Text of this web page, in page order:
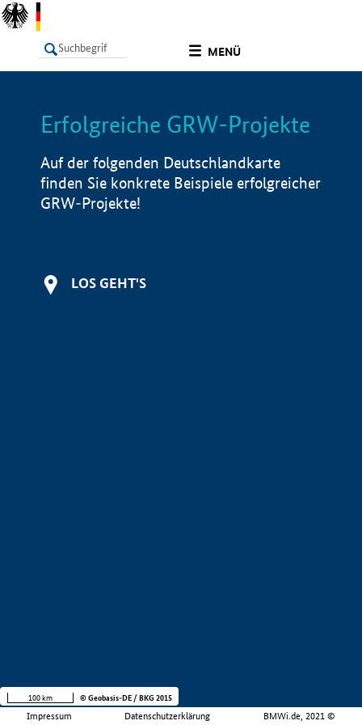
MENÜ
LISTE Info
Erfolgreiche GRW-Projekte
Auf der folgenden Deutschlandkarte
finden Sie konkrete Beispiele erfolgreicher
GRW-Projekte!
LOS GEHT'S
Impressum Datenschutzerklärung BMWi.de, 2021 ©
100 km © Geobasis-DE / BKG 2015